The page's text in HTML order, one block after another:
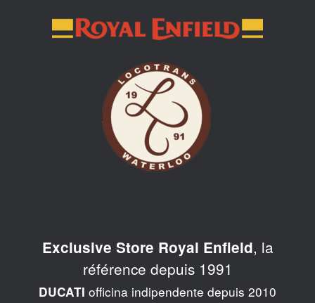
Exclusive Store Royal Enfield, la
référence depuis 1991
DUCATI officina indipendente depuis 2010